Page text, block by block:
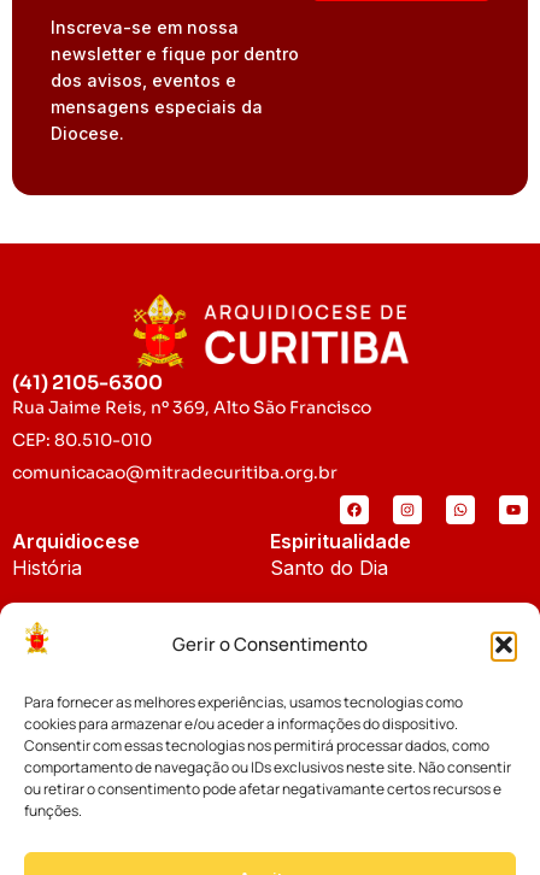
Gerir o Consentimento
Para fornecer as melhores experiências, usamos tecnologias como
cookies para armazenar e/ou aceder a informações do dispositivo.
Consentir com essas tecnologias nos permitirá processar dados, como
comportamento de navegação ou IDs exclusivos neste site. Não consentir
ou retirar o consentimento pode afetar negativamante certos recursos e
funções.
Inscreva-se em nossa
newsletter e fique por dentro
dos avisos, eventos e
mensagens especiais da
Diocese.
(41) 2105-6300
Rua Jaime Reis, nº 369, Alto São Francisco
CEP: 80.510-010
comunicacao@mitradecuritiba.org.br
Arquidiocese
História
Padroeira
Espiritualidade
Santo do Dia
Notícias
Notícias da Arquidiocese
Notícias Cáritas
Cúria Diocesana
Fundo Diocesano